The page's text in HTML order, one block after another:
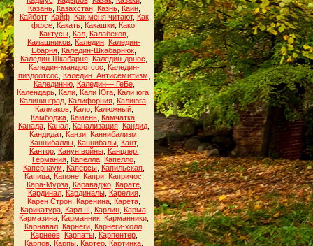
Казань, Казахстан, Казнь, Каин,
Кайботт, Кайф, Как меня читают, Как
ффсе, Какать, Какашки, Како,
Кактусы Кал Калабеков
Калашников Каледин Каледин-
Ебарня Каледин-Шкабарнюк
Каледин-Шкабарня Каледин-донос
Каледин-мандоотсос
Каледин-
пиздоотсос
Каледин. Антисемитизм
Калединню, Каледин— ГеБе,
Календарь Кали Кали Юга Кали юга
Калининград Калифорния Калиюга
Калмаков, Кало, Калюжный,
Камбоджа Камень Камчатка
Канада Канал Канализация Кандид
Кандидат, Канзи, Каннибализм
Каннибаллы, Каннибалы, Кант,
Кантор, Канун войны, Канцлер.
Германия Капелла Капелло
Капернаум
Каперсы Капильская
Капица, Капоне, Капри, Капричос
Кара-Мурза, Караваджо, Карате,
Кардинал, Кардиналы, Карелия,
Карен Строн Каренина Карета
Карикатура, Карл III Карлин, Карма,
Кармазина Карманник Карманники
Карнавал, Карнеги, Карнеги-холл,
Карнеев, Карпаты, Карпентер,
Карпов Карпы Картер Картинка